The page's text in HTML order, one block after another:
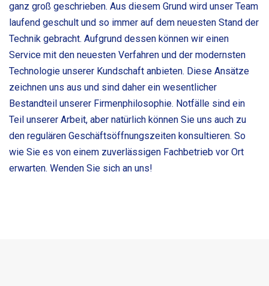
ganz groß geschrieben. Aus diesem Grund wird unser Team
laufend geschult und so immer auf dem neuesten Stand der
Technik gebracht. Aufgrund dessen können wir einen
Service mit den neuesten Verfahren und der modernsten
Technologie unserer Kundschaft anbieten. Diese Ansätze
zeichnen uns aus und sind daher ein wesentlicher
Bestandteil unserer Firmenphilosophie. Notfälle sind ein
Teil unserer Arbeit, aber natürlich können Sie uns auch zu
den regulären Geschäftsöffnungszeiten konsultieren. So
wie Sie es von einem zuverlässigen Fachbetrieb vor Ort
erwarten. Wenden Sie sich an uns!